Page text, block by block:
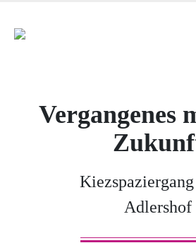
Vergangenes
Adlershof